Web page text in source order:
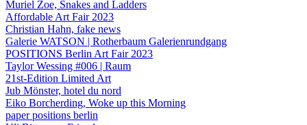
Muriel Zoe, Snakes and Ladders
Affordable Art Fair 2023
Christian Hahn, fake news
Galerie WATSON | Rotherbaum Galerienrundgang
POSITIONS Berlin Art Fair 2023
Taylor Wessing #006 | Raum
21st-Edition Limited Art
Jub Mönster, hotel du nord
Eiko Borcherding, Woke up this Morning
paper positions berlin